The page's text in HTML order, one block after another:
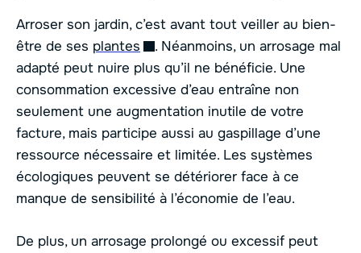
Arroser son jardin, c’est avant tout veiller au bien-
être de ses plantes
. Néanmoins, un arrosage mal
adapté peut nuire plus qu’il ne bénéficie. Une
consommation excessive d’eau entraîne non
seulement une augmentation inutile de votre
facture, mais participe aussi au gaspillage d’une
ressource nécessaire et limitée. Les systèmes
écologiques peuvent se détériorer face à ce
manque de sensibilité à l’économie de l’eau.
De plus, un arrosage prolongé ou excessif peut